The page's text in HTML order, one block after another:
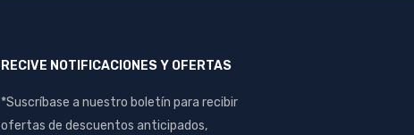
RECIVE NOTIFICACIONES Y OFERTAS
*Suscríbase a nuestro boletín para recibir
ofertas de descuentos anticipados,